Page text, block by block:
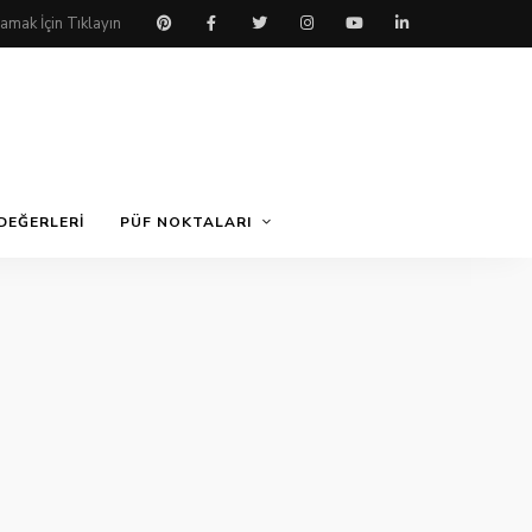
PÜF NOKTALARI